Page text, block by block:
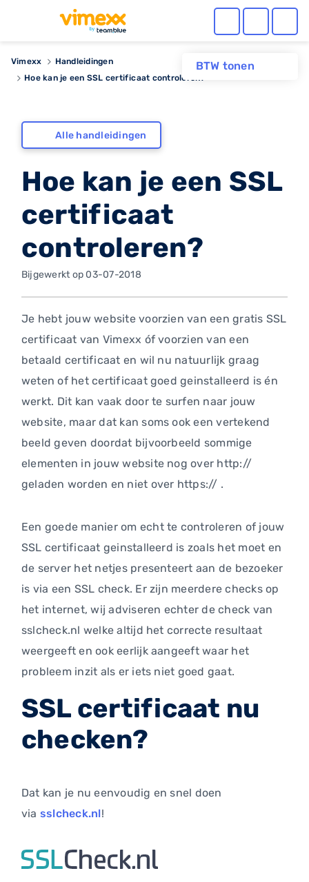
BTW tonen
Vimexx
Handleidingen
Hoe kan je een SSL certificaat controleren?
Alle handleidingen
Hoe kan je een SSL
certificaat
controleren?
Bijgewerkt op 03-07-2018
Je hebt jouw website voorzien van een gratis SSL
certificaat van Vimexx óf voorzien van een
betaald certificaat en wil nu natuurlijk graag
weten of het certificaat goed geinstalleerd is én
werkt. Dit kan vaak door te surfen naar jouw
website, maar dat kan soms ook een vertekend
beeld geven doordat bijvoorbeeld sommige
elementen in jouw website nog over http://
geladen worden en niet over https:// .
Een goede manier om echt te controleren of jouw
SSL certificaat geinstalleerd is zoals het moet en
de server het netjes presenteert aan de bezoeker
is via een SSL check. Er zijn meerdere checks op
het internet, wij adviseren echter de check van
sslcheck.nl welke altijd het correcte resultaat
weergeeft en ook eerlijk aangeeft waar het
probleem inzit als er iets niet goed gaat.
SSL certificaat nu
checken?
Dat kan je nu eenvoudig en snel doen
via sslcheck.nl!